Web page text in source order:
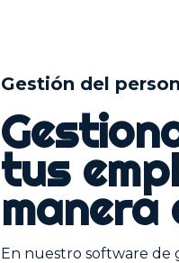
Gestión del
tus
manera
En nuestro software de